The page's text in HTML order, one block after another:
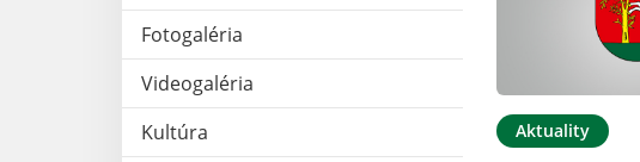
Fotogaléria
Videogaléria
Kultúra
Aktuality